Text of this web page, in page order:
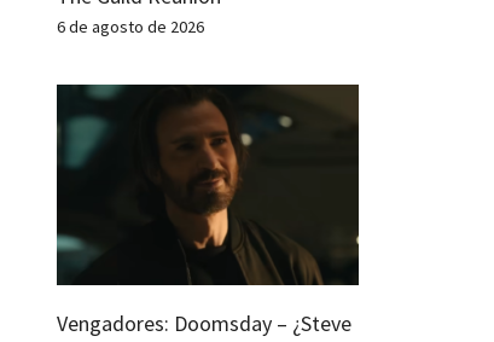
6 de agosto de 2026
Vengadores: Doomsday – ¿Steve